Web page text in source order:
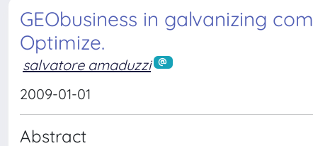
GEObusiness in galvanizing
Optimize.
salvatore amaduzzi
2009-01-01
Abstract